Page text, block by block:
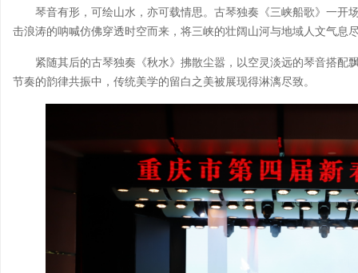
琴音有形，可绘山水，亦可载情思。古琴独奏《三峡船歌》一开
击浪涛的呐喊仿佛穿透时空而来，将三峡的壮阔山河与地域人文气息
紧随其后的古琴独奏《秋水》拂散尘嚣，以空灵淡远的琴音搭配
节奏的韵律共振中，传统美学的留白之美被展现得淋漓尽致。